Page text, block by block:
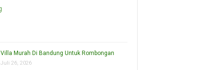
Villa Murah Di Bandung Untuk Rombongan
Juli 26, 2026